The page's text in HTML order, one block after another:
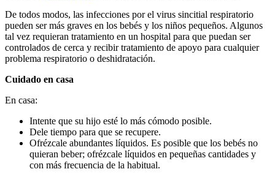
De todos modos, las infecciones por el virus sincitial respiratorio
pueden ser más graves en los bebés y los niños pequeños. Algunos
tal vez requieran tratamiento en un hospital para que puedan ser
controlados de cerca y recibir tratamiento de apoyo para cualquier
problema respiratorio o deshidratación.
Cuidado en casa
En casa:
Intente que su hijo esté lo más cómodo posible.
Dele tiempo para que se recupere.
Ofrézcale abundantes líquidos. Es posible que los bebés no
quieran beber; ofrézcale líquidos en pequeñas cantidades y
con más frecuencia de la habitual.